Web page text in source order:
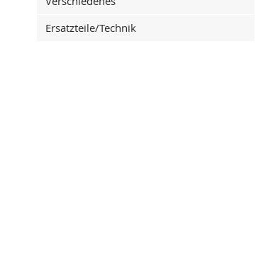
Ersatzteile/Technik